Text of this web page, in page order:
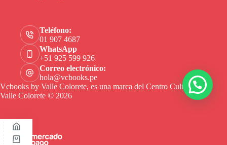
Teléfono:
01 907 4687
WhatsApp
+51 925 599 926
Correo electrónico:
hola@vcbooks.pe
Vcbooks by Valle Colorete, es una marca del Centro Cultural
Valle Colorete © 2026